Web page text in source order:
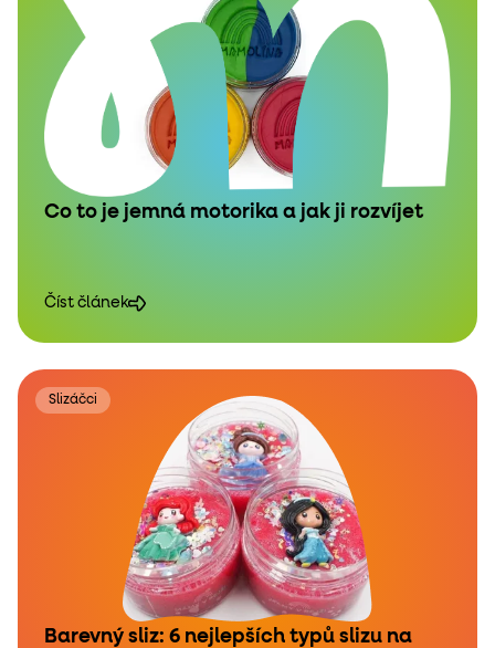
Co to je jemná motorika a jak ji rozvíjet
Číst článek
Slizáčci
Barevný sliz: 6 nejlepších typů slizu na